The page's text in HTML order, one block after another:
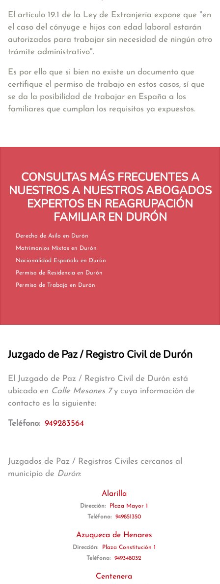
El artículo 19.1 de la Ley de Extranjería expone que "en
el caso del cónyuge e hijos con edad laboral estarán
autorizados para trabajar sin necesidad de ningún otro
trámite administrativo".
Es por ello que si bien no existe un documento que
certifique el permiso de trabajo en estos casos, sí que
se da la posibilidad de trabajar en España a los
familiares que cumplan los requisitos ya expuestos.
CONSULTAS MÁS FRECUENTES A
NUESTROS A NUESTROS ABOGADOS
EXPERTOS EN REAGRUPACIÓN
FAMILIAR EN DURÓN
Derecho de Asilo en Durón
Matrimonios Mixtos en Durón
Nacionalidad Española en Durón
Permiso de Residencia en Durón
Permiso de Trabajo en Durón
Juzgado de Paz / Registro Civil de Durón
El Juzgado de Paz / Registro Civil de Durón está
ubicado en Calle Mesones 7y cuya información de
contacto es la siguiente:
Teléfono: 949283564
Juzgados de Paz / Registros Civiles cercanos al
municipio de Durón:
Alarilla
Dirección:
Plaza Mayor 1
Teléfono:
949851350
Azuqueca de Henares
Dirección:
Plaza Constitución 1
Teléfono:
949348032
Centenera